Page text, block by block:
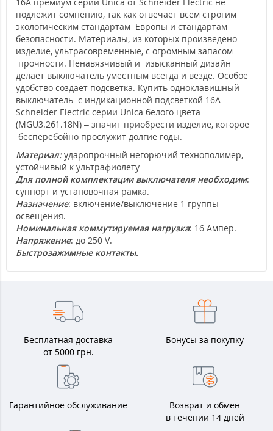
подлежит сомнению, так как отвечает всем строгим
экологическим стандартам Европы и стандартам
безопасности. Материалы, из которых произведено
изделие, ультрасовременные, с огромным запасом
прочности. Ненавязчивый и изысканный дизайн
делает выключатель уместным всегда и везде. Особое
удобство создает подсветка. Купить одноклавишный
выключатель с индикационной подсветкой 16А
Schneider Electric серии Unica белого цвета
(MGU3.261.18N) – значит приобрести изделие, которое
бесперебойно прослужит долгие годы.
Материал:ударопрочный негорючий технополимер,
устойчивый к ультрафиолету
Для полной комплектации выключателя необходим:
суппорт и установочная рамка.
Назначение: включение/выключение 1 группы
освещения.
Номинальная коммутируемая нагрузка: 16 Ампер.
Напряжение: до 250 V.
Быстрозажимные контакты.
Бесплатная доставка
от 5000 грн.
Бонусы за покупку
Гарантийное обслуживание
Возврат и обмен
в течении 14 дней